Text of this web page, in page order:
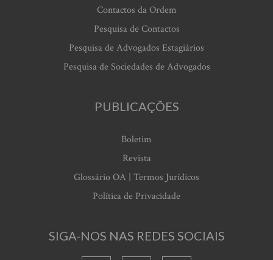
Contactos da Ordem
Pesquisa de Contactos
Pesquisa de Advogados Estagiários
Pesquisa de Sociedades de Advogados
PUBLICAÇÕES
Boletim
Revista
Glossário OA | Termos Jurídicos
Política de Privacidade
SIGA-NOS NAS REDES SOCIAIS